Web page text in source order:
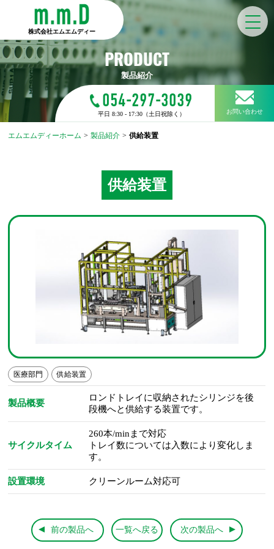
株式会社エムエムディー
製品紹介
PRODUCT
054-297-3039
平日 8:30 - 17:30（土日祝除く） お問い合わせ
エムエムディーホーム > 製品紹介 > 供給装置
供給装置
医療部門 供給装置
製品概要
ロンドトレイに収納されたシリンジを後
段機へと供給する装置です。
サイクルタイム
260本/minまで対応
トレイ数については入数により変化しま
す。
設置環境 クリーンルーム対応可
前の製品へ 一覧へ戻る 次の製品へ